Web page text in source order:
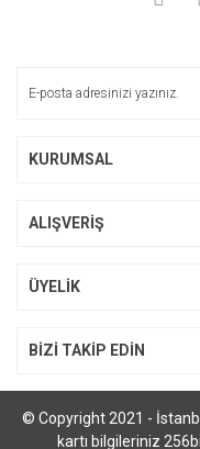
Ürün açıklamasında
KURUMSAL
ALIŞVERİŞ
ÜYELİK
BİZİ TAKİP EDİN
© Copyright 2021 -
kartı bilgileriniz